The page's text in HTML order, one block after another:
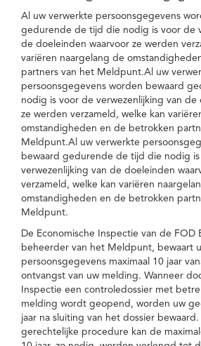
Al uw verwerkte persoonsgegevens
gedurende de tijd die nodig is voor de
de doeleinden waarvoor ze werden
variëren naargelang de
partners van het Meldpunt.Al uw
persoonsgegevens worden bewaard
nodig is voor de verwezenlijking van de
ze werden verzameld, welke kan
omstandigheden en de betrokken
Meldpunt.Al uw verwerkte
bewaard gedurende de tijd die nodig
verwezenlijking van de doeleinden
verzameld, welke kan variëren
omstandigheden en de betrokken
Meldpunt.
De Economische Inspectie van de FOD
beheerder van het Meldpunt, bewaart
persoonsgegevens maximaal 10 jaar
ontvangst van uw melding. Wanneer
Inspectie een controledossier met
melding wordt geopend, worden uw
jaar na sluiting van het dossier
gerechtelijke procedure kan de